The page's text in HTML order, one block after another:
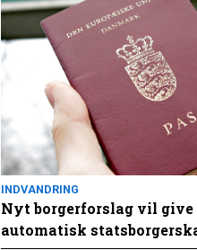
INDVANDRING
Nyt borgerforslag vil give
automatisk